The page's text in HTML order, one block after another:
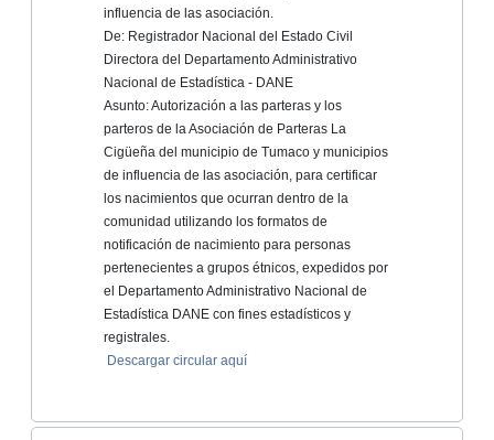
influencia de las asociación.
De: Registrador Nacional del Estado Civil
Directora del Departamento Administrativo
Nacional de Estadística - DANE
Asunto: Autorización a las parteras y los
parteros de la Asociación de Parteras La
Cigüeña del municipio de Tumaco y municipios
de influencia de las asociación, para certificar
los nacimientos que ocurran dentro de la
comunidad utilizando los formatos de
notificación de nacimiento para personas
pertenecientes a grupos étnicos, expedidos por
el Departamento Administrativo Nacional de
Estadística DANE con fines estadísticos y
registrales.
Descargar circular aquí